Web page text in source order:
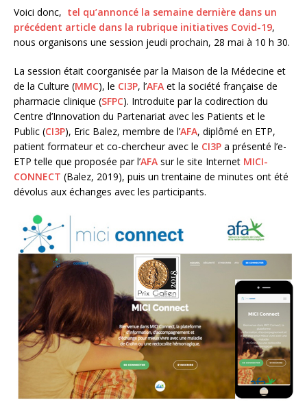
Voici donc, tel qu’annoncé la semaine dernière dans un
précédent article dans la rubrique initiatives Covid-19,
nous organisons une session jeudi prochain, 28 mai à 10 h 30.
La session était coorganisée par la Maison de la Médecine et
de la Culture (MMC), le CI3P, l’AFA et la société française de
pharmacie clinique (SFPC). Introduite par la codirection du
Centre d’Innovation du Partenariat avec les Patients et le
Public (CI3P), Eric Balez, membre de l’AFA, diplômé en ETP,
patient formateur et co-chercheur avec le CI3P a présenté l’e-
ETP telle que proposée par l’AFA sur le site Internet MICI-
CONNECT (Balez, 2019), puis un trentaine de minutes ont été
dévolus aux échanges avec les participants.